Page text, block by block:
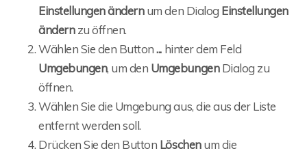
Einstellungen ändernum den Dialog Einstellungen
ändernzu öffnen.
Wählen Sie den Button... hinter dem Feld
Umgebungen, um den UmgebungenDialog zu
öffnen.
Wählen Sie die Umgebung aus, die aus der Liste
entfernt werden soll.
Drücken Sie den Button Löschenum die